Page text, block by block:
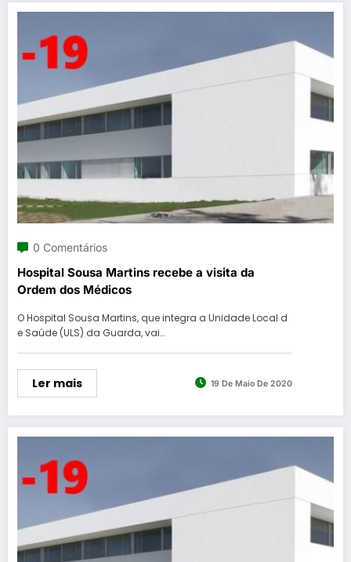
0 Comentários
Hospital Sousa Martins recebe a visita da
Ordem dos Médicos
O Hospital Sousa Martins, que integra a Unidade Local d
e Saúde (ULS) da Guarda, vai…
Ler mais 19 De Maio De 2020